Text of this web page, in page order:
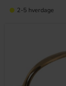
2-5 hverdage